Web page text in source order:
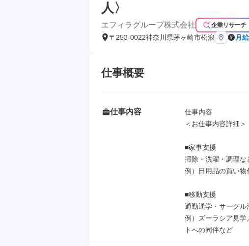
人〉
エフィラグループ株式会社 企業リサーチ
〒253-0022神奈川県茅ヶ崎市松浪 月
仕事概要
仕事内容
仕事内容
＜お仕事内容詳細＞
■家事支援
掃除・洗濯・調理な
例）日用品の買い
■移動支援
通勤通学・サークル
例）ズーラシア見
トへの同伴など